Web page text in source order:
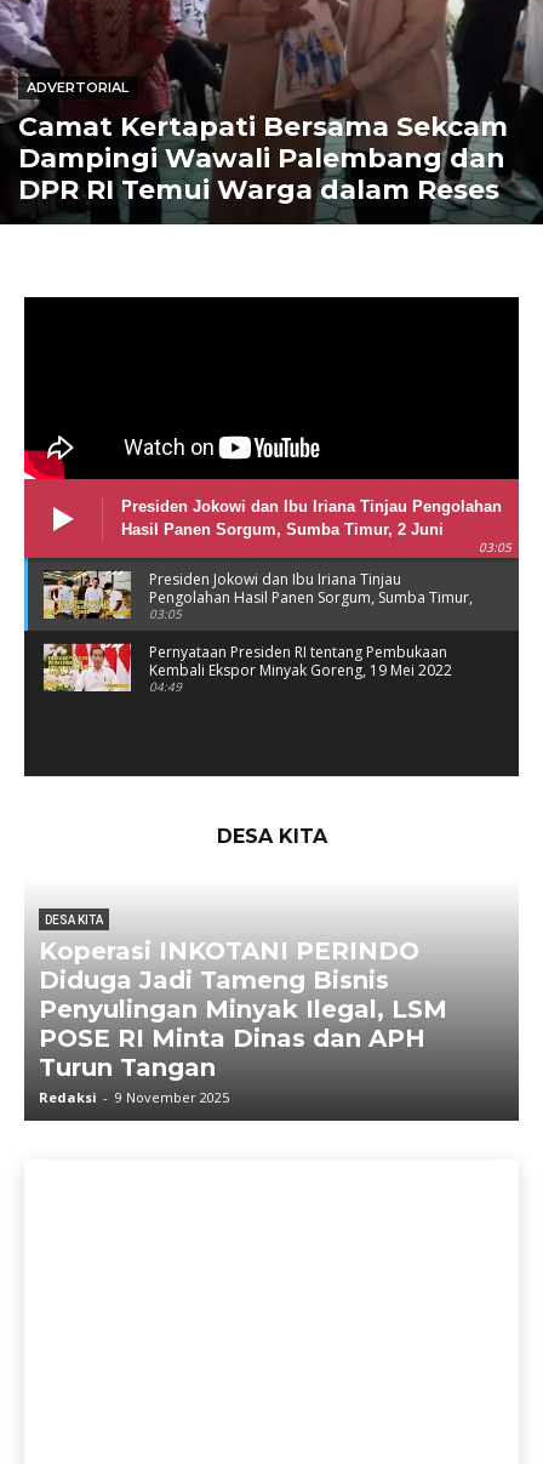
ADVERTORIAL
Camat Kertapati Bersama Sekcam
Dampingi Wawali Palembang dan
DPR RI Temui Warga dalam Reses
Presiden Jokowi dan Ibu Iriana Tinjau Pengolahan
Hasil Panen Sorgum, Sumba Timur, 2 Juni
03:05
Presiden Jokowi dan Ibu Iriana Tinjau
Pengolahan Hasil Panen Sorgum, Sumba Timur,
2 Juni
03:05
Pernyataan Presiden RI tentang Pembukaan
Kembali Ekspor Minyak Goreng, 19 Mei 2022
04:49
DESA KITA
DESA KITA
Koperasi INKOTANI PERINDO
Diduga Jadi Tameng Bisnis
Penyulingan Minyak Ilegal, LSM
POSE RI Minta Dinas dan APH
Turun Tangan
Redaksi - 9 November 2025